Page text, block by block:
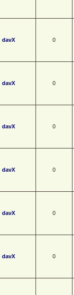
davX 0
davX 0
davX 0
davX 0
davX 0
davX 0